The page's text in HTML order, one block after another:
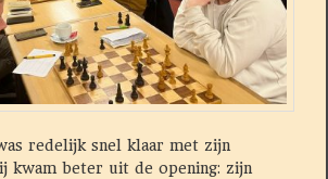
redelijk snel klaar met zijn
kwam beter uit de opening: zijn